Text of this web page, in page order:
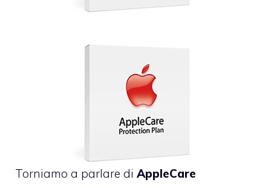
Torniamo a parlare di AppleCare